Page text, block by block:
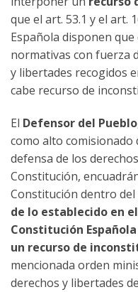
que el art. 53.1 y el art.
Española disponen
normativas con fuerza
y libertades recogidos
cabe recurso de
El Defensor del Pueblo
como alto comisionado
defensa de los
Constitución,
Constitución dentro
de lo establecido en
Constitución
un recurso de
mencionada orden
derechos y libertades